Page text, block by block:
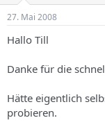
27. Mai 2008
Hallo Till
Danke für die
Hätte eigentlich
probieren.